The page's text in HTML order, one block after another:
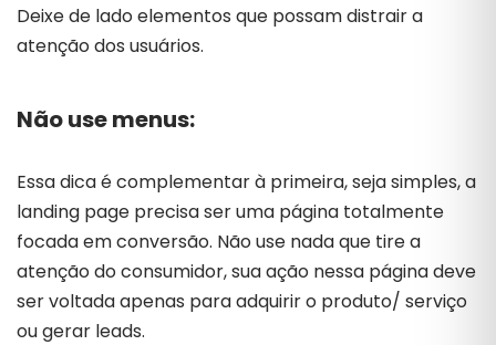
Deixe de lado elementos que possam distrair a
atenção dos usuários.
Não use menus:
Essa dica é complementar à primeira, seja simples, a
landing page precisa ser uma página totalmente
focada em conversão. Não use nada que tire a
atenção do consumidor, sua ação nessa página deve
ser voltada apenas para adquirir o produto/ serviço
ou gerar leads.